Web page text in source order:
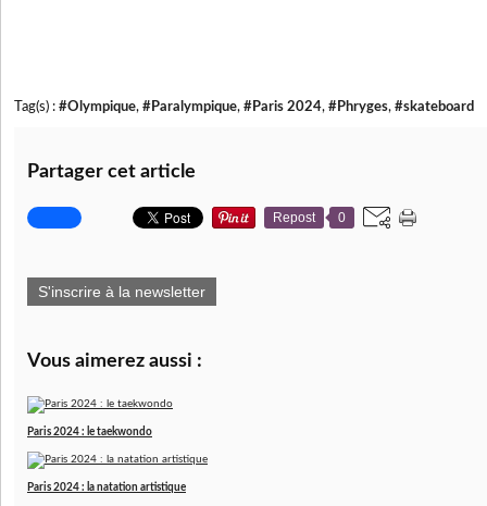
Tag(s) : #Olympique, #Paralympique, #Paris 2024, #Phryges, #skateboard
Partager cet article
Repost 0
S'inscrire à la newsletter
Vous aimerez aussi :
Paris 2024 : le taekwondo
Paris 2024 : la natation artistique